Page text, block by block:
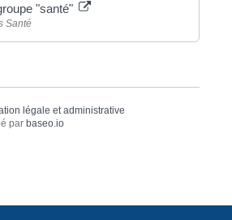
"santé"
Santé
légale et administrative
par baseo.io